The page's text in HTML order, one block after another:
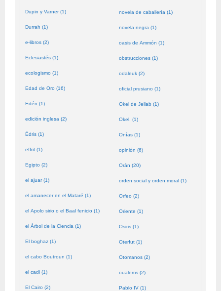
Dupin y Varner (1)
Durrah (1)
e-libros (2)
Eclesiastés (1)
ecologismo (1)
Edad de Oro (16)
Edén (1)
edición inglesa (2)
Édris (1)
effrit (1)
Egipto (2)
el ajuar (1)
el amanecer en el Mataré (1)
el Apolo sirio o el Baal fenicio (1)
el Árbol de la Ciencia (1)
El boghaz (1)
el cabo Boutroun (1)
el cadi (1)
El Cairo (2)
novela de caballería (1)
novela negra (1)
oasis de Ammón (1)
obstrucciones (1)
odaleuk (2)
oficial prusiano (1)
Okel de Jellab (1)
Okel. (1)
Onías (1)
opinión (6)
Orán (20)
orden social y orden moral (1)
Orfeo (2)
Oriente (1)
Osiris (1)
Oterfut (1)
Otomanos (2)
oualems (2)
Pablo IV (1)